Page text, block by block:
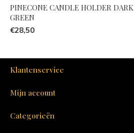
PINECONE CANDLE HOLDER DARK
GREEN
€28,50
Klantenservice
Mijn account
Categorieën